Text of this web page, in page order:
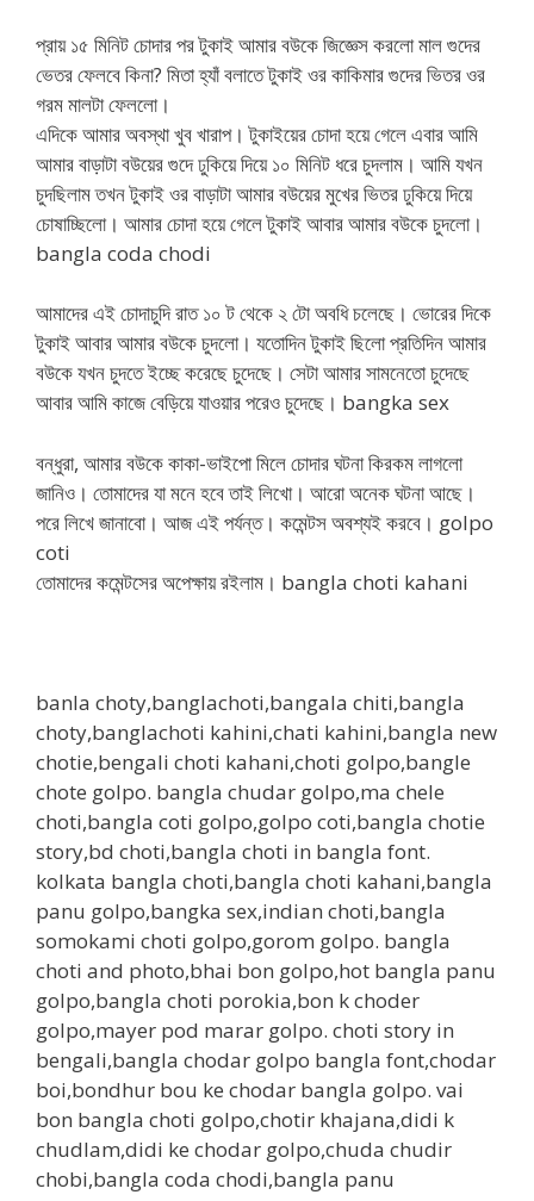
প্রায় ১৫ মিনিট চোদার পর টুকাই আমার বউকে জিজ্ঞেস করলো মাল গুদের
ভেতর ফেলবে কিনা? মিতা হ্যাঁ বলাতে টুকাই ওর কাকিমার গুদের ভিতর ওর
গরম মালটা ফেললো।
এদিকে আমার অবস্থা খুব খারাপ। টুকাইয়ের চোদা হয়ে গেলে এবার আমি
আমার বাড়াটা বউয়ের গুদে ঢুকিয়ে দিয়ে ১০ মিনিট ধরে চুদলাম। আমি যখন
চুদছিলাম তখন টুকাই ওর বাড়াটা আমার বউয়ের মুখের ভিতর ঢুকিয়ে দিয়ে
চোষাচ্ছিলো। আমার চোদা হয়ে গেলে টুকাই আবার আমার বউকে চুদলো।
bangla coda chodi
আমাদের এই চোদাচুদি রাত ১০ ট থেকে ২ টো অবধি চলেছে। ভোরের দিকে
টুকাই আবার আমার বউকে চুদলো। যতোদিন টুকাই ছিলো প্রতিদিন আমার
বউকে যখন চুদতে ইচ্ছে করেছে চুদেছে। সেটা আমার সামনেতো চুদেছে
আবার আমি কাজে বেড়িয়ে যাওয়ার পরেও চুদেছে। bangka sex
বন্ধুরা, আমার বউকে কাকা-ভাইপো মিলে চোদার ঘটনা কিরকম লাগলো
জানিও। তোমাদের যা মনে হবে তাই লিখো। আরো অনেক ঘটনা আছে।
পরে লিখে জানাবো। আজ এই পর্যন্ত। কমেন্টস অবশ্যই করবে। golpo
coti
তোমাদের কমেন্টসের অপেক্ষায় রইলাম। bangla choti kahani
banla choty,banglachoti,bangala chiti,bangla
choty,banglachoti kahini,chati kahini,bangla new
chotie,bengali choti kahani,choti golpo,bangle
chote golpo. bangla chudar golpo,ma chele
choti,bangla coti golpo,golpo coti,bangla chotie
story,bd choti,bangla choti in bangla font.
kolkata bangla choti,bangla choti kahani,bangla
panu golpo,bangka sex,indian choti,bangla
somokami choti golpo,gorom golpo. bangla
choti and photo,bhai bon golpo,hot bangla panu
golpo,bangla choti porokia,bon k choder
golpo,mayer pod marar golpo. choti story in
bengali,bangla chodar golpo bangla font,chodar
boi,bondhur bou ke chodar bangla golpo. vai
bon bangla choti golpo,chotir khajana,didi k
chudlam,didi ke chodar golpo,chuda chudir
chobi,bangla coda chodi,bangla panu